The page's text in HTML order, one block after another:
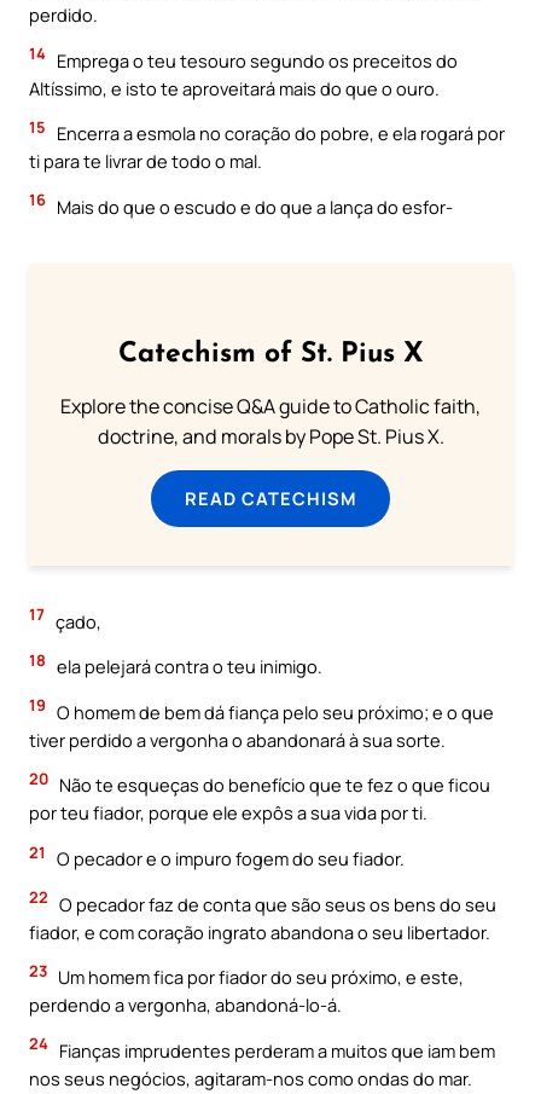
perdido.
14 Emprega o teu tesouro segundo os preceitos do
Altíssimo, e isto te aproveitará mais do que o ouro.
15
Encerra a esmola no coração do pobre, e ela rogará por
ti para te livrar de todo o mal.
16 Mais do que o escudo e do que a lança do esfor-
Catechism of St. Pius X
Explore the concise Q&A guide to Catholic faith,
doctrine, and morals by Pope St. Pius X.
READ CATECHISM
17 çado,
18 ela pelejará contra o teu inimigo.
19 O homem de bem dá fiança pelo seu próximo; e o que
tiver perdido a vergonha o abandonará à sua sorte.
20 Não te esqueças do benefício que te fez o que ficou
por teu fiador, porque ele expôs a sua vida por ti.
21 O pecador e o impuro fogem do seu fiador.
22 O pecador faz de conta que são seus os bens do seu
fiador, e com coração ingrato abandona o seu libertador.
23 Um homem fica por fiador do seu próximo, e este,
perdendo a vergonha, abandoná-lo-á.
24 Fianças imprudentes perderam a muitos que iam bem
nos seus negócios, agitaram-nos como ondas do mar.